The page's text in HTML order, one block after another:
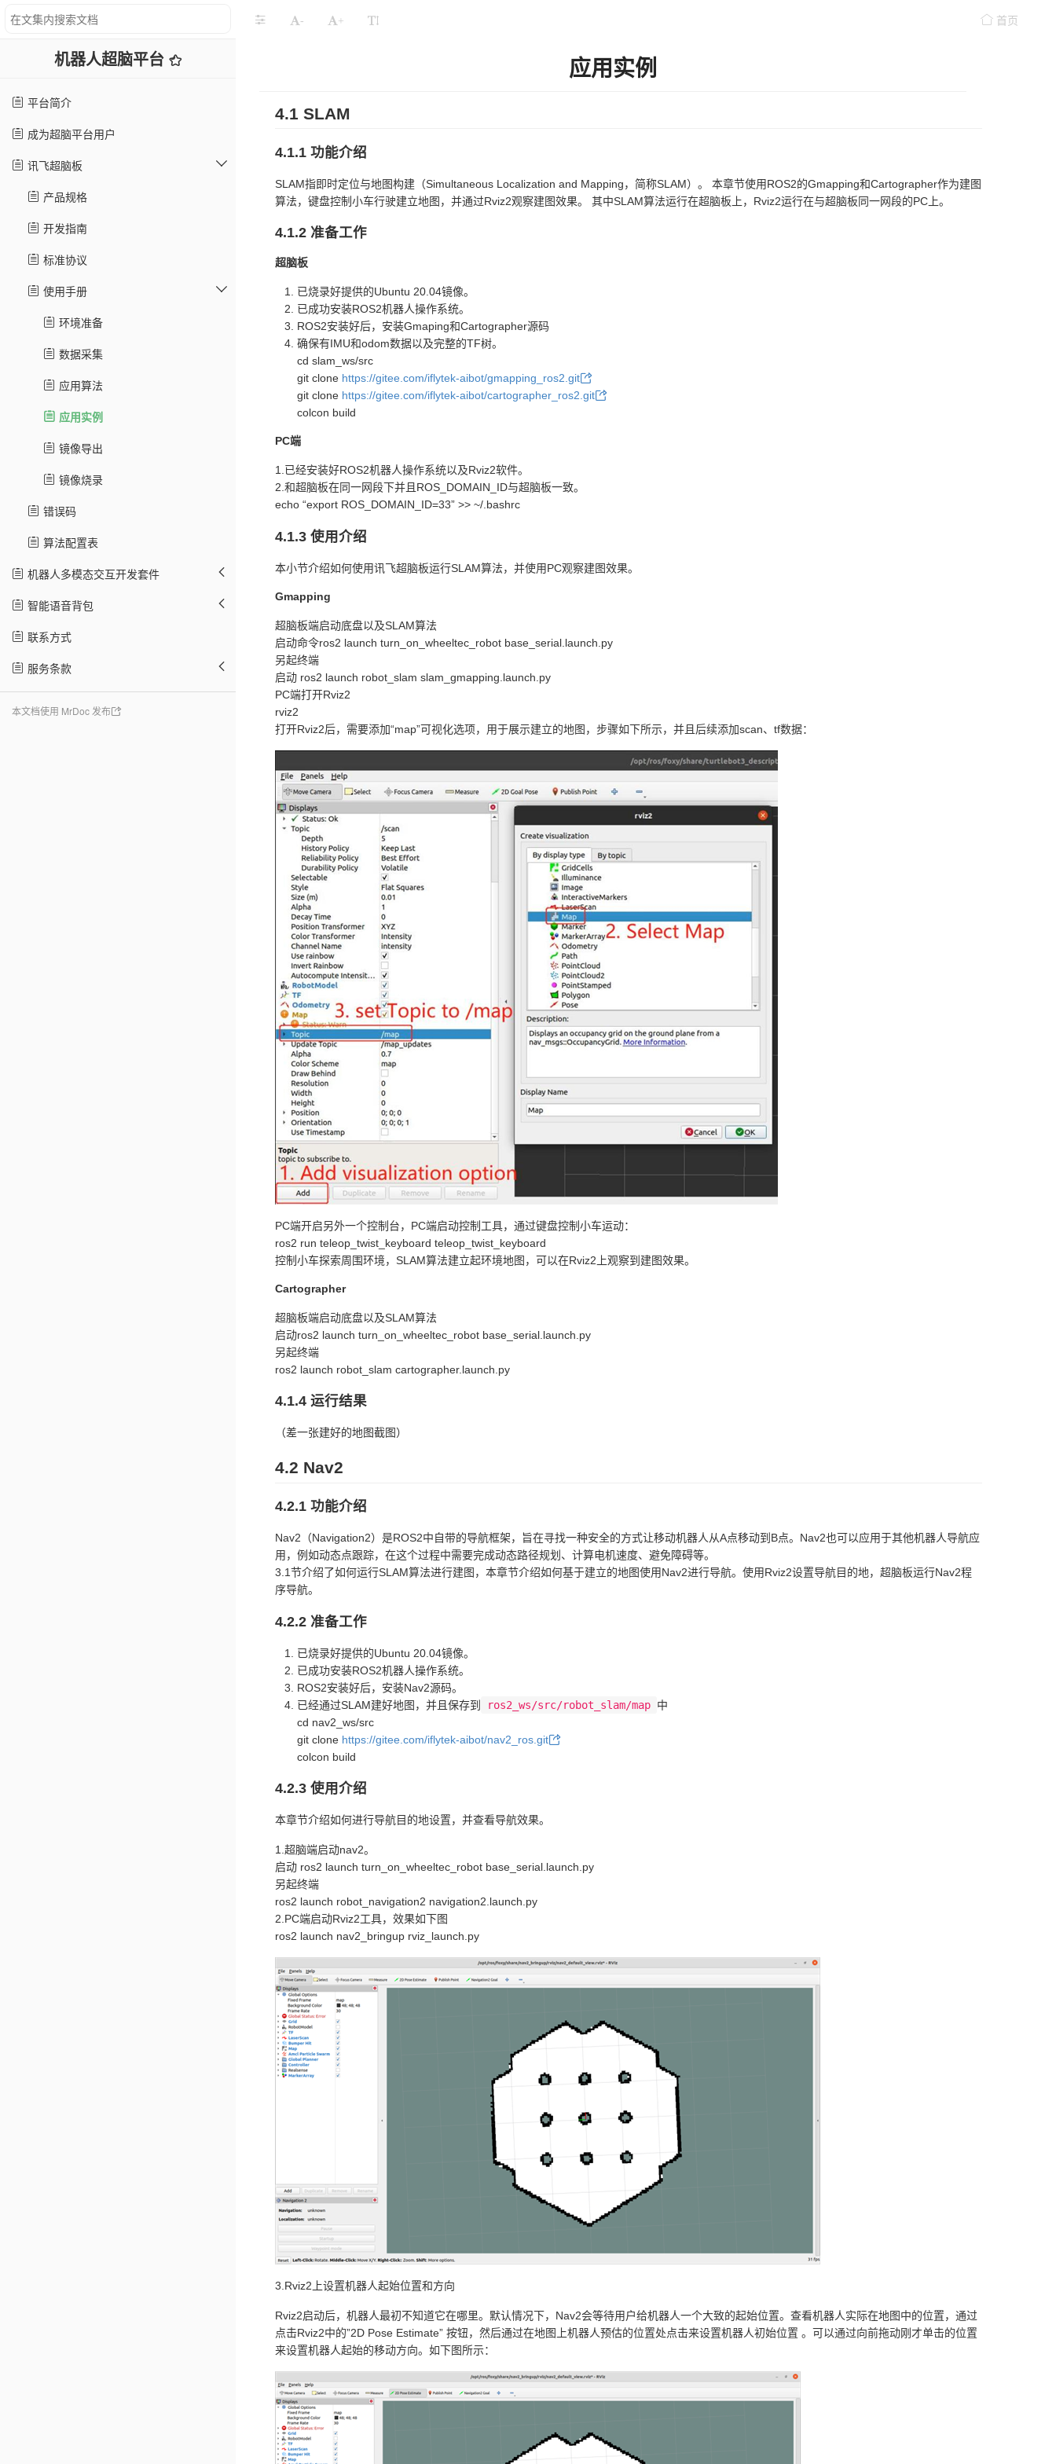
机器人超脑平台
平台简介
成为超脑平台用户
讯飞超脑板
产品规格
开发指南
标准协议
使用手册
环境准备
数据采集
应用算法
应用实例
镜像导出
镜像烧录
错误码
算法配置表
机器人多模态交互开发套件
智能语音背包
联系方式
服务条款
本文档使用 MrDoc 发布
- + 首页
应用实例
4.1 SLAM
4.1.1 功能介绍
SLAM指即时定位与地图构建（Simultaneous Localization and Mapping，简称SLAM）。 本章节使用ROS2的Gmapping和Cartographer作为建图
算法，键盘控制小车行驶建立地图，并通过Rviz2观察建图效果。 其中SLAM算法运行在超脑板上，Rviz2运行在与超脑板同一网段的PC上。
4.1.2 准备工作
超脑板
已烧录好提供的Ubuntu 20.04镜像。
已成功安装ROS2机器人操作系统。
ROS2安装好后，安装Gmaping和Cartographer源码
确保有IMU和odom数据以及完整的TF树。
cd slam_ws/src
git clone https://gitee.com/iflytek-aibot/gmapping_ros2.git
git clone https://gitee.com/iflytek-aibot/cartographer_ros2.git
colcon build
PC端
1.已经安装好ROS2机器人操作系统以及Rviz2软件。
2.和超脑板在同一网段下并且ROS_DOMAIN_ID与超脑板一致。
echo “export ROS_DOMAIN_ID=33” >> ~/.bashrc
4.1.3 使用介绍
本小节介绍如何使用讯飞超脑板运行SLAM算法，并使用PC观察建图效果。
Gmapping
超脑板端启动底盘以及SLAM算法
启动命令ros2 launch turn_on_wheeltec_robot base_serial.launch.py
另起终端
启动 ros2 launch robot_slam slam_gmapping.launch.py
PC端打开Rviz2
rviz2
打开Rviz2后，需要添加“map”可视化选项，用于展示建立的地图，步骤如下所示，并且后续添加scan、tf数据：
PC端开启另外一个控制台，PC端启动控制工具，通过键盘控制小车运动：
ros2 run teleop_twist_keyboard teleop_twist_keyboard
控制小车探索周围环境，SLAM算法建立起环境地图，可以在Rviz2上观察到建图效果。
Cartographer
超脑板端启动底盘以及SLAM算法
启动ros2 launch turn_on_wheeltec_robot base_serial.launch.py
另起终端
ros2 launch robot_slam cartographer.launch.py
4.1.4 运行结果
（差一张建好的地图截图）
4.2 Nav2
4.2.1 功能介绍
Nav2（Navigation2）是ROS2中自带的导航框架，旨在寻找一种安全的方式让移动机器人从A点移动到B点。Nav2也可以应用于其他机器人导航应
用，例如动态点跟踪，在这个过程中需要完成动态路径规划、计算电机速度、避免障碍等。
3.1节介绍了如何运行SLAM算法进行建图，本章节介绍如何基于建立的地图使用Nav2进行导航。使用Rviz2设置导航目的地，超脑板运行Nav2程
序导航。
4.2.2 准备工作
已烧录好提供的Ubuntu 20.04镜像。
已成功安装ROS2机器人操作系统。
ROS2安装好后，安装Nav2源码。
已经通过SLAM建好地图，并且保存到
ros2_ws/src/robot_slam/map 中
cd nav2_ws/src
git clone https://gitee.com/iflytek-aibot/nav2_ros.git
colcon build
4.2.3 使用介绍
本章节介绍如何进行导航目的地设置，并查看导航效果。
1.超脑端启动nav2。
启动 ros2 launch turn_on_wheeltec_robot base_serial.launch.py
另起终端
ros2 launch robot_navigation2 navigation2.launch.py
2.PC端启动Rviz2工具，效果如下图
ros2 launch nav2_bringup rviz_launch.py
3.Rviz2上设置机器人起始位置和方向
Rviz2启动后，机器人最初不知道它在哪里。默认情况下，Nav2会等待用户给机器人一个大致的起始位置。查看机器人实际在地图中的位置，通过
点击Rviz2中的”2D Pose Estimate” 按钮，然后通过在地图上机器人预估的位置处点击来设置机器人初始位置 。可以通过向前拖动刚才单击的位置
来设置机器人起始的移动方向。如下图所示：